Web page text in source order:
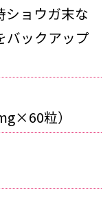
ショウガ末な
バックアップ
粒）